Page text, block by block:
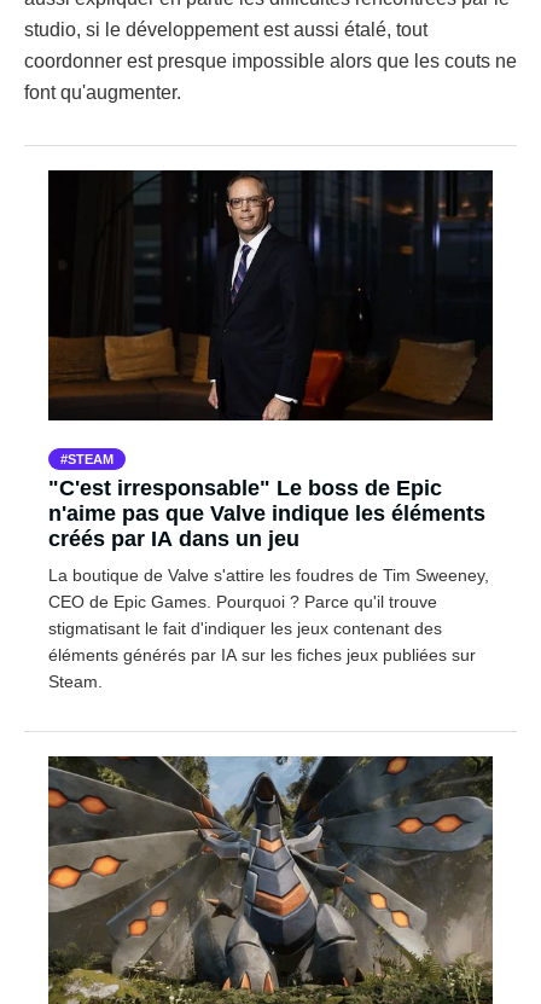
studio, si le développement est aussi étalé, tout
coordonner est presque impossible alors que les couts ne
font qu'augmenter.
STEAM
"C'est irresponsable" Le boss de Epic
n'aime pas que Valve indique les éléments
créés par IA dans un jeu
La boutique de Valve s'attire les foudres de Tim Sweeney,
CEO de Epic Games. Pourquoi ? Parce qu'il trouve
stigmatisant le fait d'indiquer les jeux contenant des
éléments générés par IA sur les fiches jeux publiées sur
Steam.